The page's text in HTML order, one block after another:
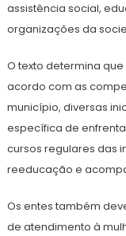
assistência social,
organizações da
O texto determina
acordo com as
município, diversas
específica de
cursos regulares das
reeducação e
Os entes também
de atendimento à